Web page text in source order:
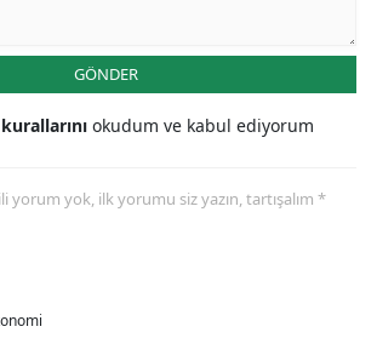
GÖNDER
okudum ve kabul ediyorum
yorum yok, ilk yorumu siz yazın, tartışalım *